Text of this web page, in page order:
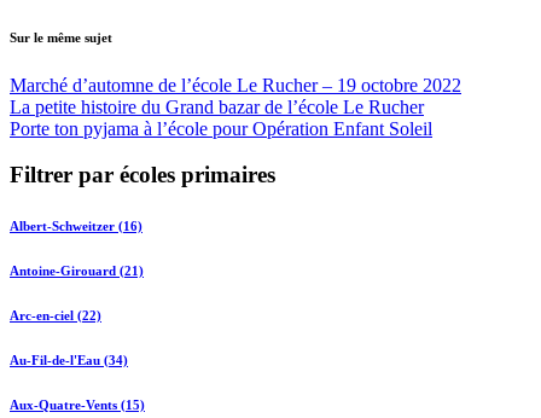
Sur le même sujet
Marché d’automne de l’école Le Rucher – 19 octobre 2022
La petite histoire du Grand bazar de l’école Le Rucher
Porte ton pyjama à l’école pour Opération Enfant Soleil
Filtrer par écoles primaires
Albert-Schweitzer (16)
Antoine-Girouard (21)
Arc-en-ciel (22)
Au-Fil-de-l'Eau (34)
Aux-Quatre-Vents (15)